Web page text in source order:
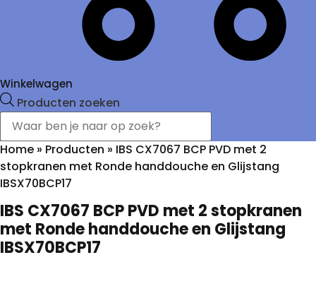
Winkelwagen
Producten zoeken
Home » Producten » IBS CX7067 BCP PVD met 2
stopkranen met Ronde handdouche en Glijstang
IBSX70BCP17
IBS CX7067 BCP PVD met 2 stopkranen
met Ronde handdouche en Glijstang
IBSX70BCP17